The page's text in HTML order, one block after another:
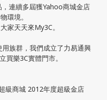
連續多屆獲Yahoo商城金店
環境。
家天天來My3C。
族群，我們成立了力易通興
買樂3C實體門市。
級商城 2012年度超級金店